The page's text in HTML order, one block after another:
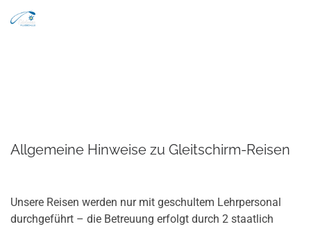
Zum Inhalt springen
Allgemeine Hinweise zu Gleitschirm-Reisen
Unsere Reisen werden nur mit geschultem Lehrpersonal
durchgeführt – die Betreuung erfolgt durch 2 staatlich